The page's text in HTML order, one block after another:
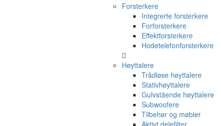
Forsterkere
Integrerte forsterkere
Forforsterkere
Effektforsterkere
Hodetelefonforsterkere
Høyttalere
Trådløse høyttalere
Stativhøyttalere
Gulvstående høyttalere
Subwoofere
Tilbehør og møbler
Aktivt delefilter